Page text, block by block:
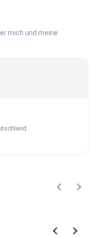
mich und meine